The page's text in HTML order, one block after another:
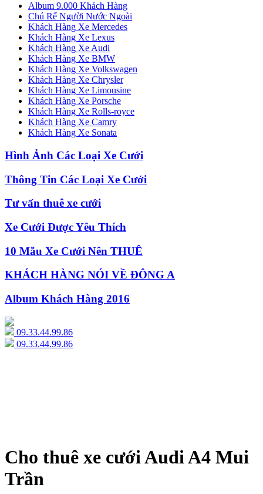
Album 9.000 Khách Hàng
Chú Rể Người Nước Ngoài
Khách Hàng Xe Mercedes
Khách Hàng Xe Lexus
Khách Hàng Xe Audi
Khách Hàng Xe BMW
Khách Hàng Xe Volkswagen
Khách Hàng Xe Chrysler
Khách Hàng Xe Limousine
Khách Hàng Xe Porsche
Khách Hàng Xe Rolls-royce
Khách Hàng Xe Camry
Khách Hàng Xe Sonata
Hình Ảnh Các Loại Xe Cưới
Thông Tin Các Loại Xe Cưới
Tư vấn thuê xe cưới
Xe Cưới Được Yêu Thích
10 Mẫu Xe Cưới Nên THUÊ
KHÁCH HÀNG NÓI VỀ ĐÔNG A
Album Khách Hàng 2016
09.33.44.99.86
09.33.44.99.86
Cho thuê xe cưới Audi A4 Mui
Trần